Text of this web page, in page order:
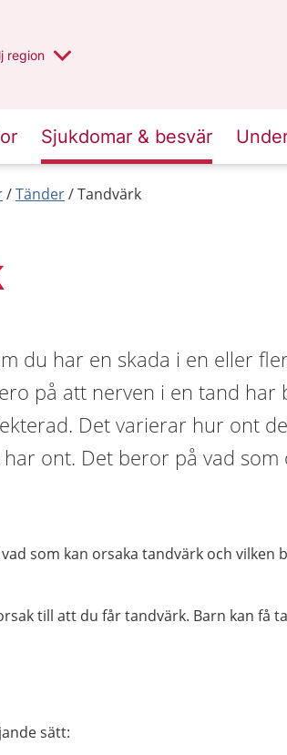
har valt region
en annan
region
Sjukdomar & besvär
Tänder Tandvärk
du har en skada i en eller
på att nerven i en tand har
Det varierar hur ont
ont. Det beror på vad som
som kan orsaka tandvärk och vilken
till att du får tandvärk. Barn kan få
sätt: